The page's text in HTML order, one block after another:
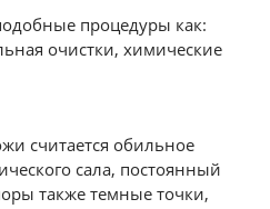
процедуры как:
очистки, химические
считается обильное
сала, постоянный
также темные точки,